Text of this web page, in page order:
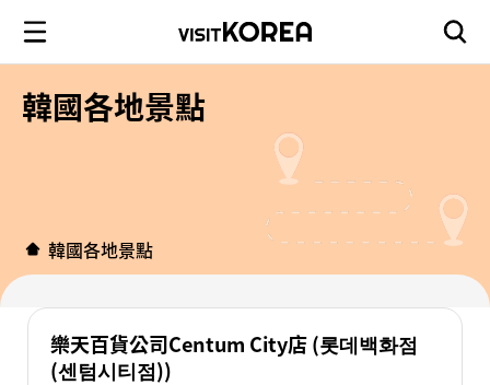
韓國各地景點
韓國各地景點
樂天百貨公司Centum City店 (롯데백화점
(센텀시티점))